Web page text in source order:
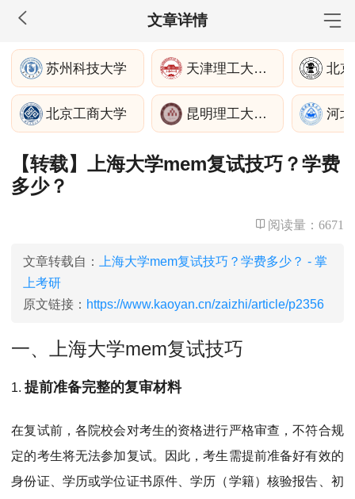
文章详情
MBA工商管理
院校库 考试报名 招生政策 学制学费
报名流程
考试真题
报考经验 招生简章
MEM工程管理
院校库
MPA公共管理
院校库
MPAcc会计专硕
院校库 考试报名 招生政策
MTA旅游管理
院校库 考试报名 招生政策 学制学费
报名流程
苏州科技大学 天津理工大学管理学院
北京工商大学 昆明理工大学建筑工程学院 河
【转载】上海大学mem复试技巧？学费
多少？
阅读量： 6671
文章转载自： 上海大学mem复试技巧？学费多少？ - 掌
上考研
原文链接： https://www.kaoyan.cn/zaizhi/article/p2356
一、上海大学mem复试技巧
1.提前准备完整的复审材料
在复试前，各院校会对考生的资格进行严格审查，不符合规
定的考生将无法参加复试。因此，考生需提前准备好有效的
身份证、学历或学位证书原件、学历（学籍）核验报告、初